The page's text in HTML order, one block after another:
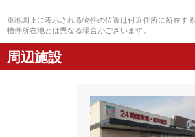
※地図上に表示される物件の位置は付近住所に所在す
物件所在地とは異なる場合がございます。
周辺施設